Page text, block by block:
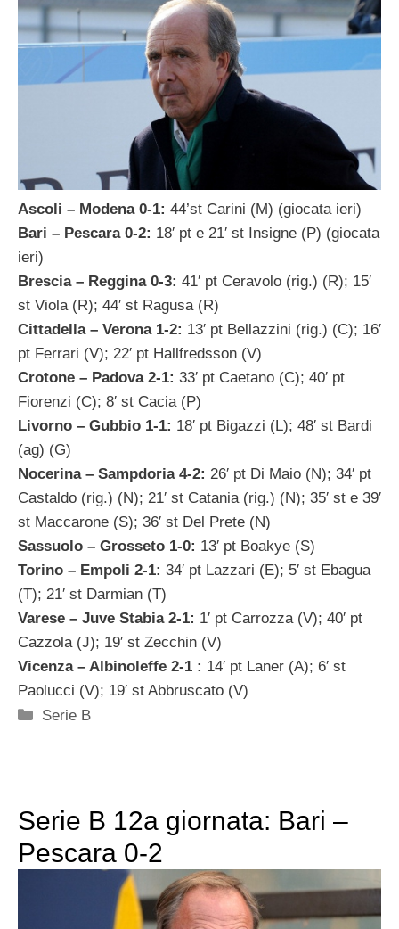
Ascoli – Modena 0-1: 44’st Carini (M) (giocata ieri)
Bari – Pescara 0-2: 18′ pt e 21′ st Insigne (P) (giocata
ieri)
Brescia – Reggina 0-3: 41′ pt Ceravolo (rig.) (R); 15′
st Viola (R); 44′ st Ragusa (R)
Cittadella – Verona 1-2: 13′ pt Bellazzini (rig.) (C); 16′
pt Ferrari (V); 22′ pt Hallfredsson (V)
Crotone – Padova 2-1: 33′ pt Caetano (C); 40′ pt
Fiorenzi (C); 8′ st Cacia (P)
Livorno – Gubbio 1-1: 18′ pt Bigazzi (L); 48′ st Bardi
(ag) (G)
Nocerina – Sampdoria 4-2: 26′ pt Di Maio (N); 34′ pt
Castaldo (rig.) (N); 21′ st Catania (rig.) (N); 35′ st e 39′
st Maccarone (S); 36′ st Del Prete (N)
Sassuolo – Grosseto 1-0: 13′ pt Boakye (S)
Torino – Empoli 2-1: 34′ pt Lazzari (E); 5′ st Ebagua
(T); 21′ st Darmian (T)
Varese – Juve Stabia 2-1: 1′ pt Carrozza (V); 40′ pt
Cazzola (J); 19′ st Zecchin (V)
Vicenza – Albinoleffe 2-1 : 14′ pt Laner (A); 6′ st
Paolucci (V); 19′ st Abbruscato (V)
Categorie
Serie B
Serie B 12a giornata: Bari –
Pescara 0-2